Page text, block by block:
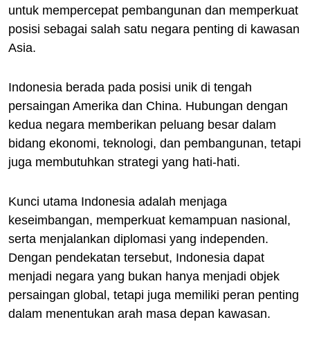
untuk mempercepat pembangunan dan memperkuat
posisi sebagai salah satu negara penting di kawasan
Asia.
Indonesia berada pada posisi unik di tengah
persaingan Amerika dan China. Hubungan dengan
kedua negara memberikan peluang besar dalam
bidang ekonomi, teknologi, dan pembangunan, tetapi
juga membutuhkan strategi yang hati-hati.
Kunci utama Indonesia adalah menjaga
keseimbangan, memperkuat kemampuan nasional,
serta menjalankan diplomasi yang independen.
Dengan pendekatan tersebut, Indonesia dapat
menjadi negara yang bukan hanya menjadi objek
persaingan global, tetapi juga memiliki peran penting
dalam menentukan arah masa depan kawasan.